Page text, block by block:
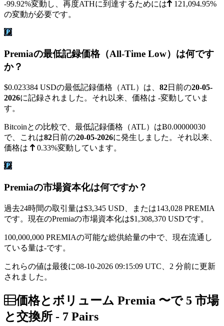
-99.92%変動し、再度ATHに到達するためには
121,094.95%
の変動が必要です。
Premiaの最低記録価格（All-Time Low）は何です
か？
$0.023384 USDの最低記録価格（ATL）は、 82日前の20-05-
2026に記録されました。それ以来、価格は -変動していま
す。
Bitcoinとの比較で、最低記録価格（ATL）はɃ0.00000030
で、これは82日前の20-05-2026に発生しました。それ以来、
価格は
0.33%変動しています。
Premiaの市場資本化は何ですか？
過去24時間の取引量は$3,345 USD、または143,028 PREMIA
です。現在のPremiaの市場資本化は$1,308,370 USDです。
100,000,000 PREMIAの可能な総供給量の中で、現在流通し
ている量は-です。
これらの値は最後に08-10-2026 09:15:09 UTC、2 分前に更新
されました。
価格とボリューム Premia 〜で 5 市場
と交換所 - 7 Pairs